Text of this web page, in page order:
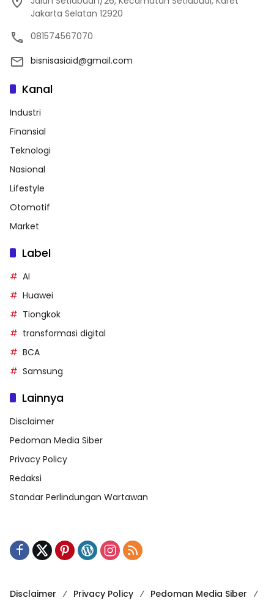
Jakarta Selatan 12920
081574567070
bisnisasiaid@gmail.com
Kanal
Industri
Finansial
Teknologi
Nasional
Lifestyle
Otomotif
Market
Label
AI
Huawei
Tiongkok
transformasi digital
BCA
Samsung
Lainnya
Disclaimer
Pedoman Media Siber
Privacy Policy
Redaksi
Standar Perlindungan Wartawan
Disclaimer Privacy Policy
Pedoman Media Siber